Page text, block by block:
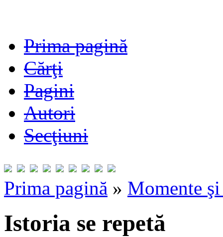
Prima pagină
Cărţi
Pagini
Autori
Secţiuni
Prima pagină » Momente
Istoria se repetă